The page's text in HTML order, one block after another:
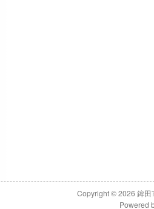
Copyright © 2026鉾田
Powered